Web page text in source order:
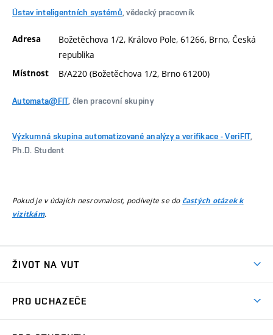
Ústav inteligentních systémů , vědecký pracovník
Adresa
Božetěchova 1/2, Královo Pole, 61266, Brno, Česká
republika
Místnost B/A220 (Božetěchova 1/2, Brno 61200)
Automata@FIT, člen pracovní skupiny
Výzkumná skupina automatizované analýzy a verifikace - VeriFIT,
Ph.D. Student
Pokud je v údajích nesrovnalost, podívejte se do častých otázek k
vizitkám.
ŽIVOT NA VUT
Koleje
PRO UCHAZEČE